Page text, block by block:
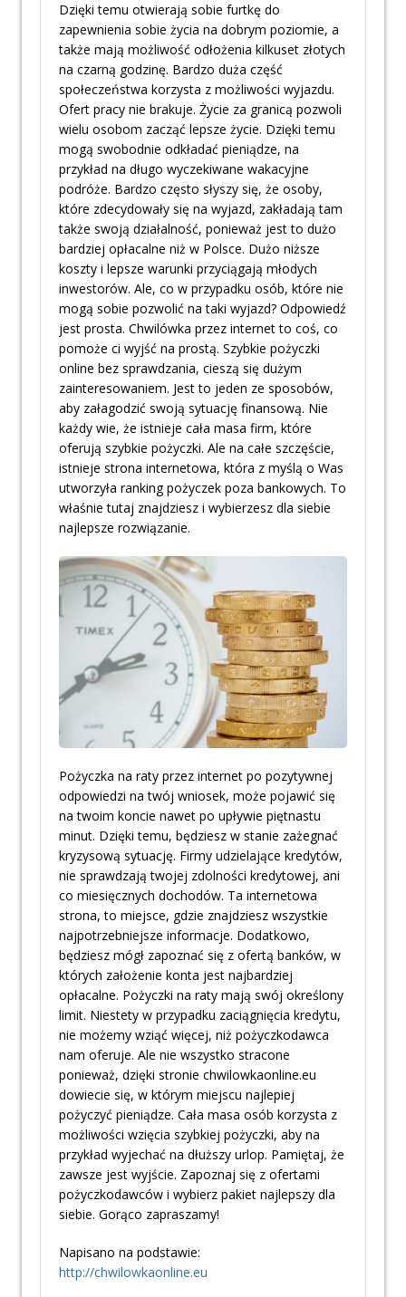
Dzięki temu otwierają sobie furtkę do
zapewnienia sobie życia na dobrym poziomie, a
także mają możliwość odłożenia kilkuset złotych
na czarną godzinę. Bardzo duża część
społeczeństwa korzysta z możliwości wyjazdu.
Ofert pracy nie brakuje. Życie za granicą pozwoli
wielu osobom zacząć lepsze życie. Dzięki temu
mogą swobodnie odkładać pieniądze, na
przykład na długo wyczekiwane wakacyjne
podróże. Bardzo często słyszy się, że osoby,
które zdecydowały się na wyjazd, zakładają tam
także swoją działalność, ponieważ jest to dużo
bardziej opłacalne niż w Polsce. Dużo niższe
koszty i lepsze warunki przyciągają młodych
inwestorów. Ale, co w przypadku osób, które nie
mogą sobie pozwolić na taki wyjazd? Odpowiedź
jest prosta. Chwilówka przez internet to coś, co
pomoże ci wyjść na prostą. Szybkie pożyczki
online bez sprawdzania, cieszą się dużym
zainteresowaniem. Jest to jeden ze sposobów,
aby załagodzić swoją sytuację finansową. Nie
każdy wie, że istnieje cała masa firm, które
oferują szybkie pożyczki. Ale na całe szczęście,
istnieje strona internetowa, która z myślą o Was
utworzyła ranking pożyczek poza bankowych. To
właśnie tutaj znajdziesz i wybierzesz dla siebie
najlepsze rozwiązanie.
Pożyczka na raty przez internet po pozytywnej
odpowiedzi na twój wniosek, może pojawić się
na twoim koncie nawet po upływie piętnastu
minut. Dzięki temu, będziesz w stanie zażegnać
kryzysową sytuację. Firmy udzielające kredytów,
nie sprawdzają twojej zdolności kredytowej, ani
co miesięcznych dochodów. Ta internetowa
strona, to miejsce, gdzie znajdziesz wszystkie
najpotrzebniejsze informacje. Dodatkowo,
będziesz mógł zapoznać się z ofertą banków, w
których założenie konta jest najbardziej
opłacalne. Pożyczki na raty mają swój określony
limit. Niestety w przypadku zaciągnięcia kredytu,
nie możemy wziąć więcej, niż pożyczkodawca
nam oferuje. Ale nie wszystko stracone
ponieważ, dzięki stronie chwilowkaonline.eu
dowiecie się, w którym miejscu najlepiej
pożyczyć pieniądze. Cała masa osób korzysta z
możliwości wzięcia szybkiej pożyczki, aby na
przykład wyjechać na dłuższy urlop. Pamiętaj, że
zawsze jest wyjście. Zapoznaj się z ofertami
pożyczkodawców i wybierz pakiet najlepszy dla
siebie. Gorąco zapraszamy!
Napisano na podstawie:
http://chwilowkaonline.eu